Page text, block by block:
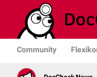
Community